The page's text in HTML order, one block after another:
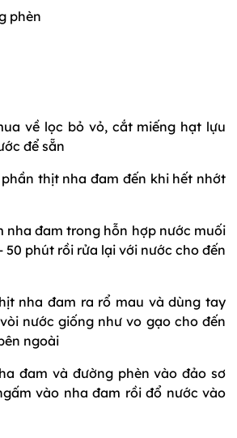
phèn
về lọc bỏ vỏ, cắt miếng hạt lựu
để sẵn
thịt nha đam đến khi hết nhớt
nha đam trong hỗn hợp nước muối
50 phút rồi rửa lại với nước cho đến
nha đam ra rổ mau và dùng tay
nước giống như vo gạo cho đến
ngoài
đam và đường phèn vào đảo sơ
vào nha đam rồi đổ nước vào